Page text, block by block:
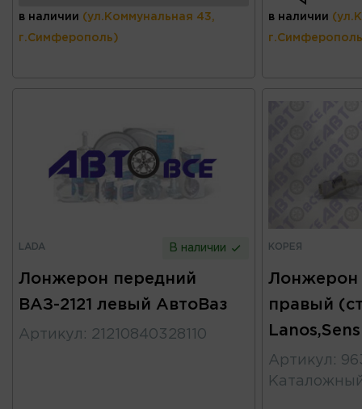
в наличии (ул.Коммунальная 43,
г.Симферополь)
в наличии
LADA В наличии
Лонжерон передний
ВАЗ-2121 левый АвтоВаз
Артикул : 21210840328110
КОРЕЯ
Лонжерон
правый
Артикул :